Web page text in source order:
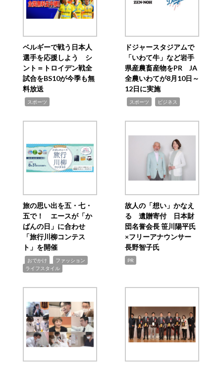
ベルギーで戦う日本人
選手を応援しよう シ
ント＝トロイデン戦全
試合をBS10が今季も無
料放送
スポーツ
ドジャースタジアムで
「いわて牛」など岩手
県産農畜産物をPR JA
全農いわてが8月10日～
12日に実施
スポーツ ビジネス
旅の思い出を五・七・
五で！ エースが「か
ばんの日」に合わせ
「旅行川柳コンテス
ト」を開催
おでかけ ファッション
ライフスタイル
故人の「想い」かなえ
る 遺贈寄付 日本財
団名誉会長 笹川陽平氏
×フリーアナウンサー
長野智子氏
PR